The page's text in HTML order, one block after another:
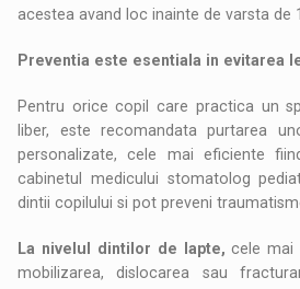
acestea avand loc inainte de varsta de
Preventia este esentiala in evitarea
Pentru orice copil care practica un
liber, este recomandata purtarea
personalizate, cele mai eficiente
cabinetul medicului stomatolog
dintii copilului si pot preveni
La nivelul dintilor de lapte, cele mai
mobilizarea, dislocarea sau